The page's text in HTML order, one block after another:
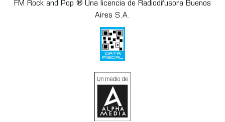
FM Rock and Pop ® Una licencia de Radiodifusora Buenos
Aires S.A.